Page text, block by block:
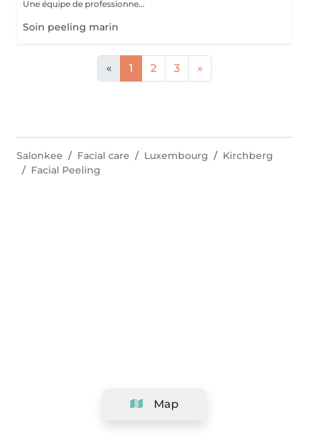
Une équipe de professionne...
Soin peeling marin
« 1 2 3 »
Map
Salonkee Facial care Luxembourg
Kirchberg
Facial Peeling